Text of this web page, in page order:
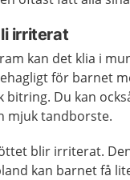
irriterat
kan det klia i
för barnet
bitring. Du kan
mjuk tandborste.
blir irriterat.
kan barnet få